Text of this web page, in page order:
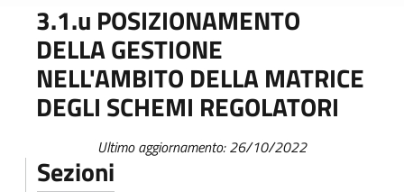
3.1.u POSIZIONAMENTO
DELLA GESTIONE
NELL'AMBITO DELLA MATRICE
DEGLI SCHEMI REGOLATORI
Ultimo aggiornamento: 26/10/2022
Sezioni